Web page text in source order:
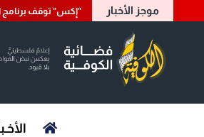
موجز الأخبار "إكس" توقف برنامج